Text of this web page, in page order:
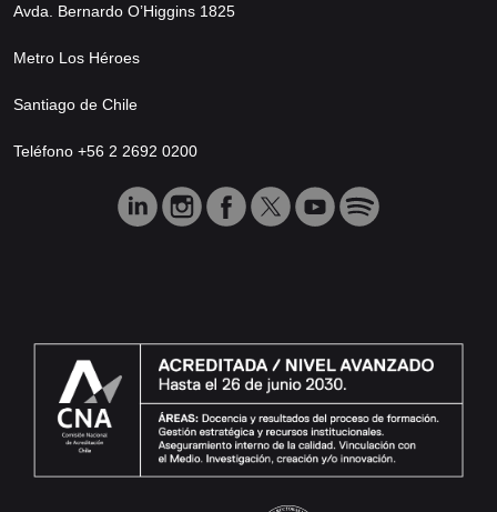
Avda. Bernardo O’Higgins 1825
Metro Los Héroes
Santiago de Chile
Teléfono +56 2 2692 0200